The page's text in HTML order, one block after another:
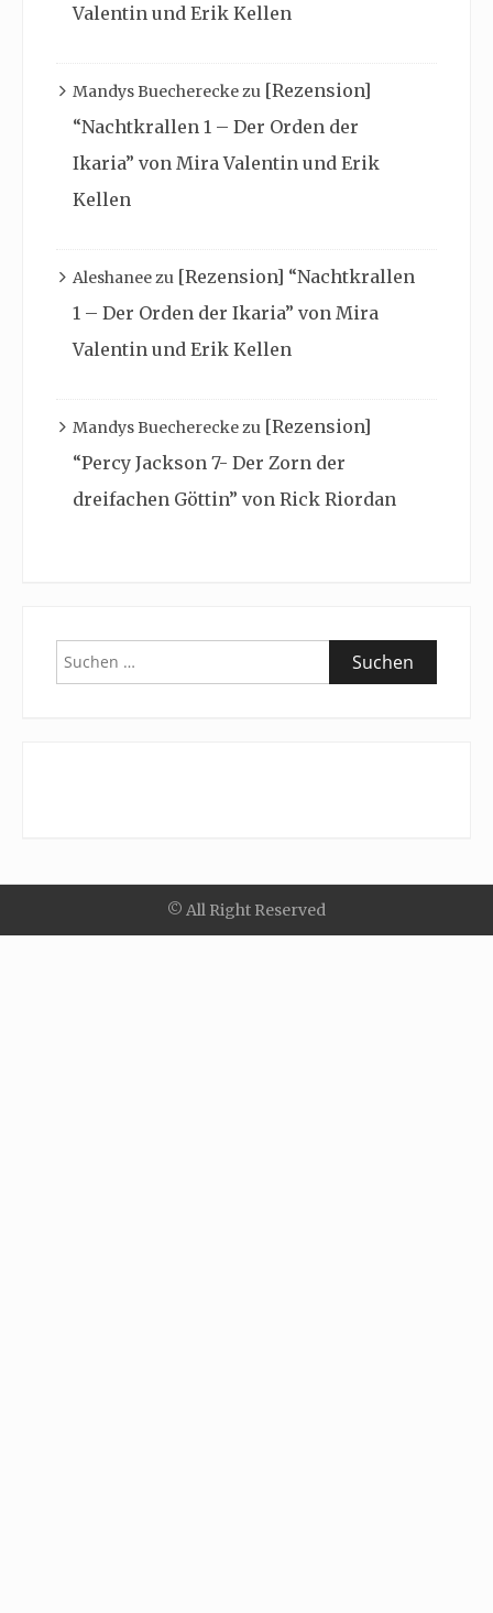
Valentin und Erik Kellen
Mandys Buechereckezu [Rezension]
“Nachtkrallen 1 – Der Orden der
Ikaria” von Mira Valentin und Erik
Kellen
Aleshaneezu [Rezension] “Nachtkrallen
1 – Der Orden der Ikaria” von Mira
Valentin und Erik Kellen
Mandys Buechereckezu [Rezension]
“Percy Jackson 7- Der Zorn der
dreifachen Göttin” von Rick Riordan
Suchen
nach:
© All Right Reserved